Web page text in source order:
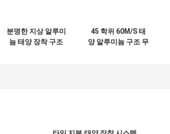
분명한 지상 알루미
늄 태양 장착 구조
45 학위 60M/S 태
양 알루미늄 구조 무